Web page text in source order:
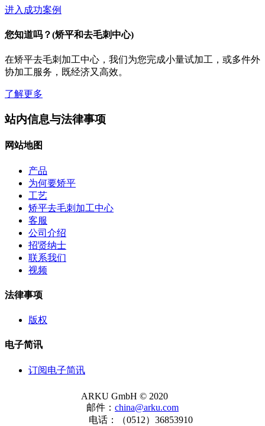
进入成功案例
您知道吗？(矫平和去毛刺中心)
在矫平去毛刺加工中心，我们为您完成小量试加工，或多件外
协加工服务，既经济又高效。
了解更多
站内信息与法律事项
网站地图
产品
为何要矫平
工艺
矫平去毛刺加工中心
客服
公司介绍
招贤纳士
联系我们
视频
法律事项
版权
电子简讯
订阅电子简讯
ARKU GmbH © 2020
邮件： china@arku.com
电话：（0512）36853910